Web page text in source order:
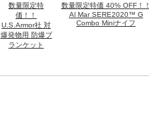
数量限定特
価！！
U.S.Armor社 対
爆発物用 防爆ブ
ランケット
数量限定特価 40% OFF！！
Al Mar SERE2020™ G
Combo Miniナイフ